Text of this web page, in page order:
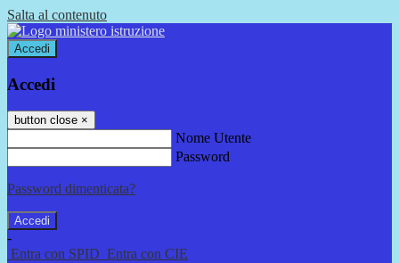
Salta al contenuto
Accedi
Accedi
button close ×
Nome Utente
Password
Password dimenticata?
-
Entra con SPID Entra con CIE